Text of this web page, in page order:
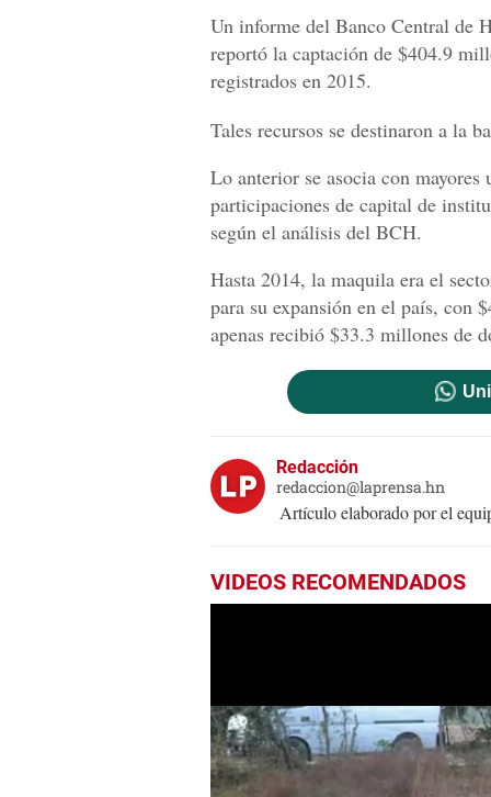
Un informe del Banco Central de
reportó la captación de $404.9
registrados en 2015.
Tales recursos se destinaron a la
Lo anterior se asocia con
participaciones de capital de
según el análisis del BCH.
Hasta 2014, la maquila era el
para su expansión en el país, con
apenas recibió $33.3 millones de
Redacción
redaccion@laprensa.hn
Artículo elaborado por el
VIDEOS RECOMENDADOS